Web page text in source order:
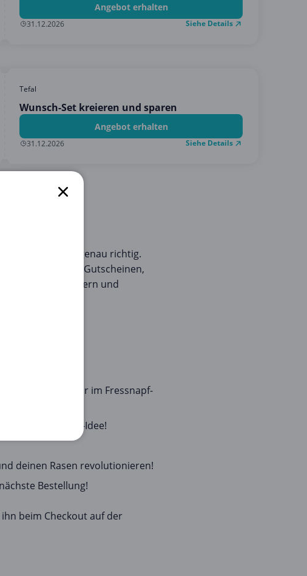
Angebot erhalten
31.12.2026 Siehe Details
Tefal
Wunsch-Set kreieren und sparen
Angebot erhalten
31.12.2026 Siehe Details
Ihr seid hier genau richtig.
Vielzahl von Gutscheinen,
verschönern und
Freunde - nur im Fressnapf-
Einkauf bei Zaun-Idee!
deinen Rasen revolutionieren!
Bestellung!
beim Checkout auf der